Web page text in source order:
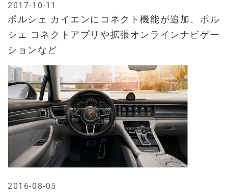
ポルシェ カイエンにコネクト機能が追加、ポル
シェ コネクトアプリや拡張オンラインナビゲー
ションなど
2017-10-11
2016-08-05